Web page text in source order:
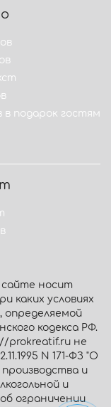
подарок гостям
носит
каких условиях
определяемой
кодекса РФ.
prokreatif.ru не
N 171-ФЗ "О
и
и
ограничении